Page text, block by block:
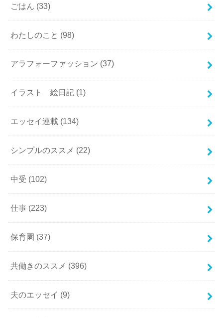
ごはん (33)
わたしのこと (98)
アラフォーファッション (37)
イラスト 絵日記 (1)
エッセイ連載 (134)
シンプルのススメ (22)
中受 (102)
仕事 (223)
保育園 (37)
共働きのススメ (396)
夫のエッセイ (9)